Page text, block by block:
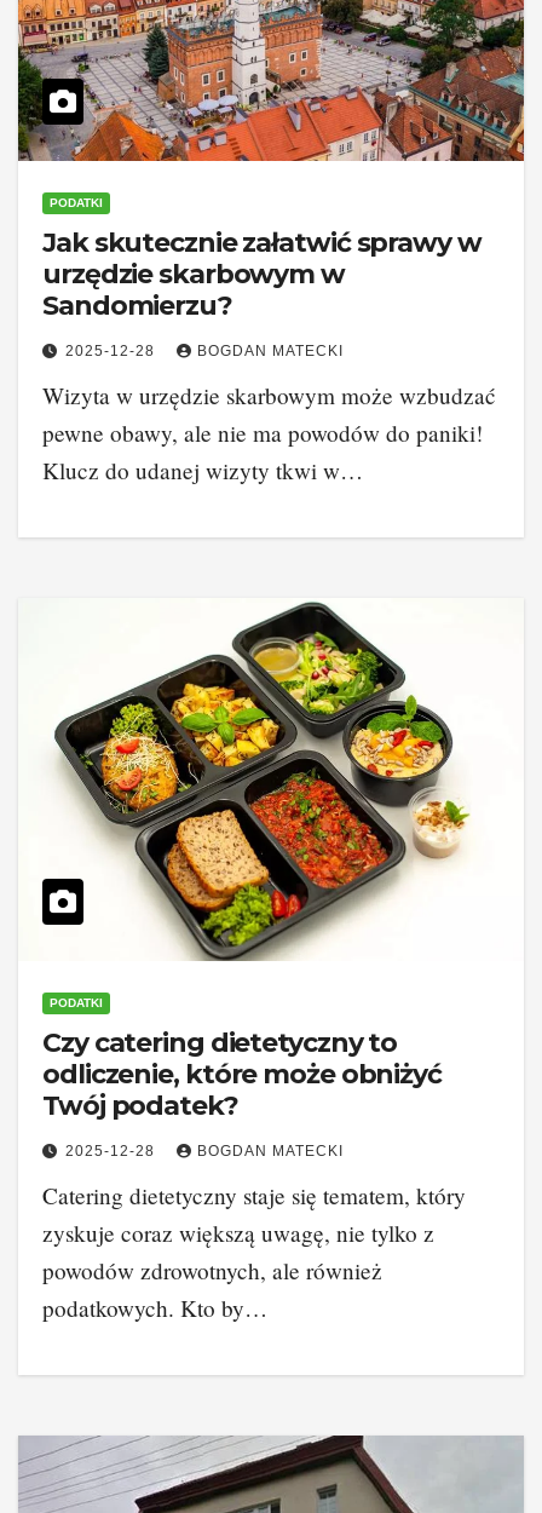
PODATKI
Jak skutecznie załatwić sprawy w
urzędzie skarbowym w
Sandomierzu?
2025-12-28 BOGDAN MATECKI
Wizyta w urzędzie skarbowym może wzbudzać
pewne obawy, ale nie ma powodów do paniki!
Klucz do udanej wizyty tkwi w…
PODATKI
Czy catering dietetyczny to
odliczenie, które może obniżyć
Twój podatek?
2025-12-28 BOGDAN MATECKI
Catering dietetyczny staje się tematem, który
zyskuje coraz większą uwagę, nie tylko z
powodów zdrowotnych, ale również
podatkowych. Kto by…